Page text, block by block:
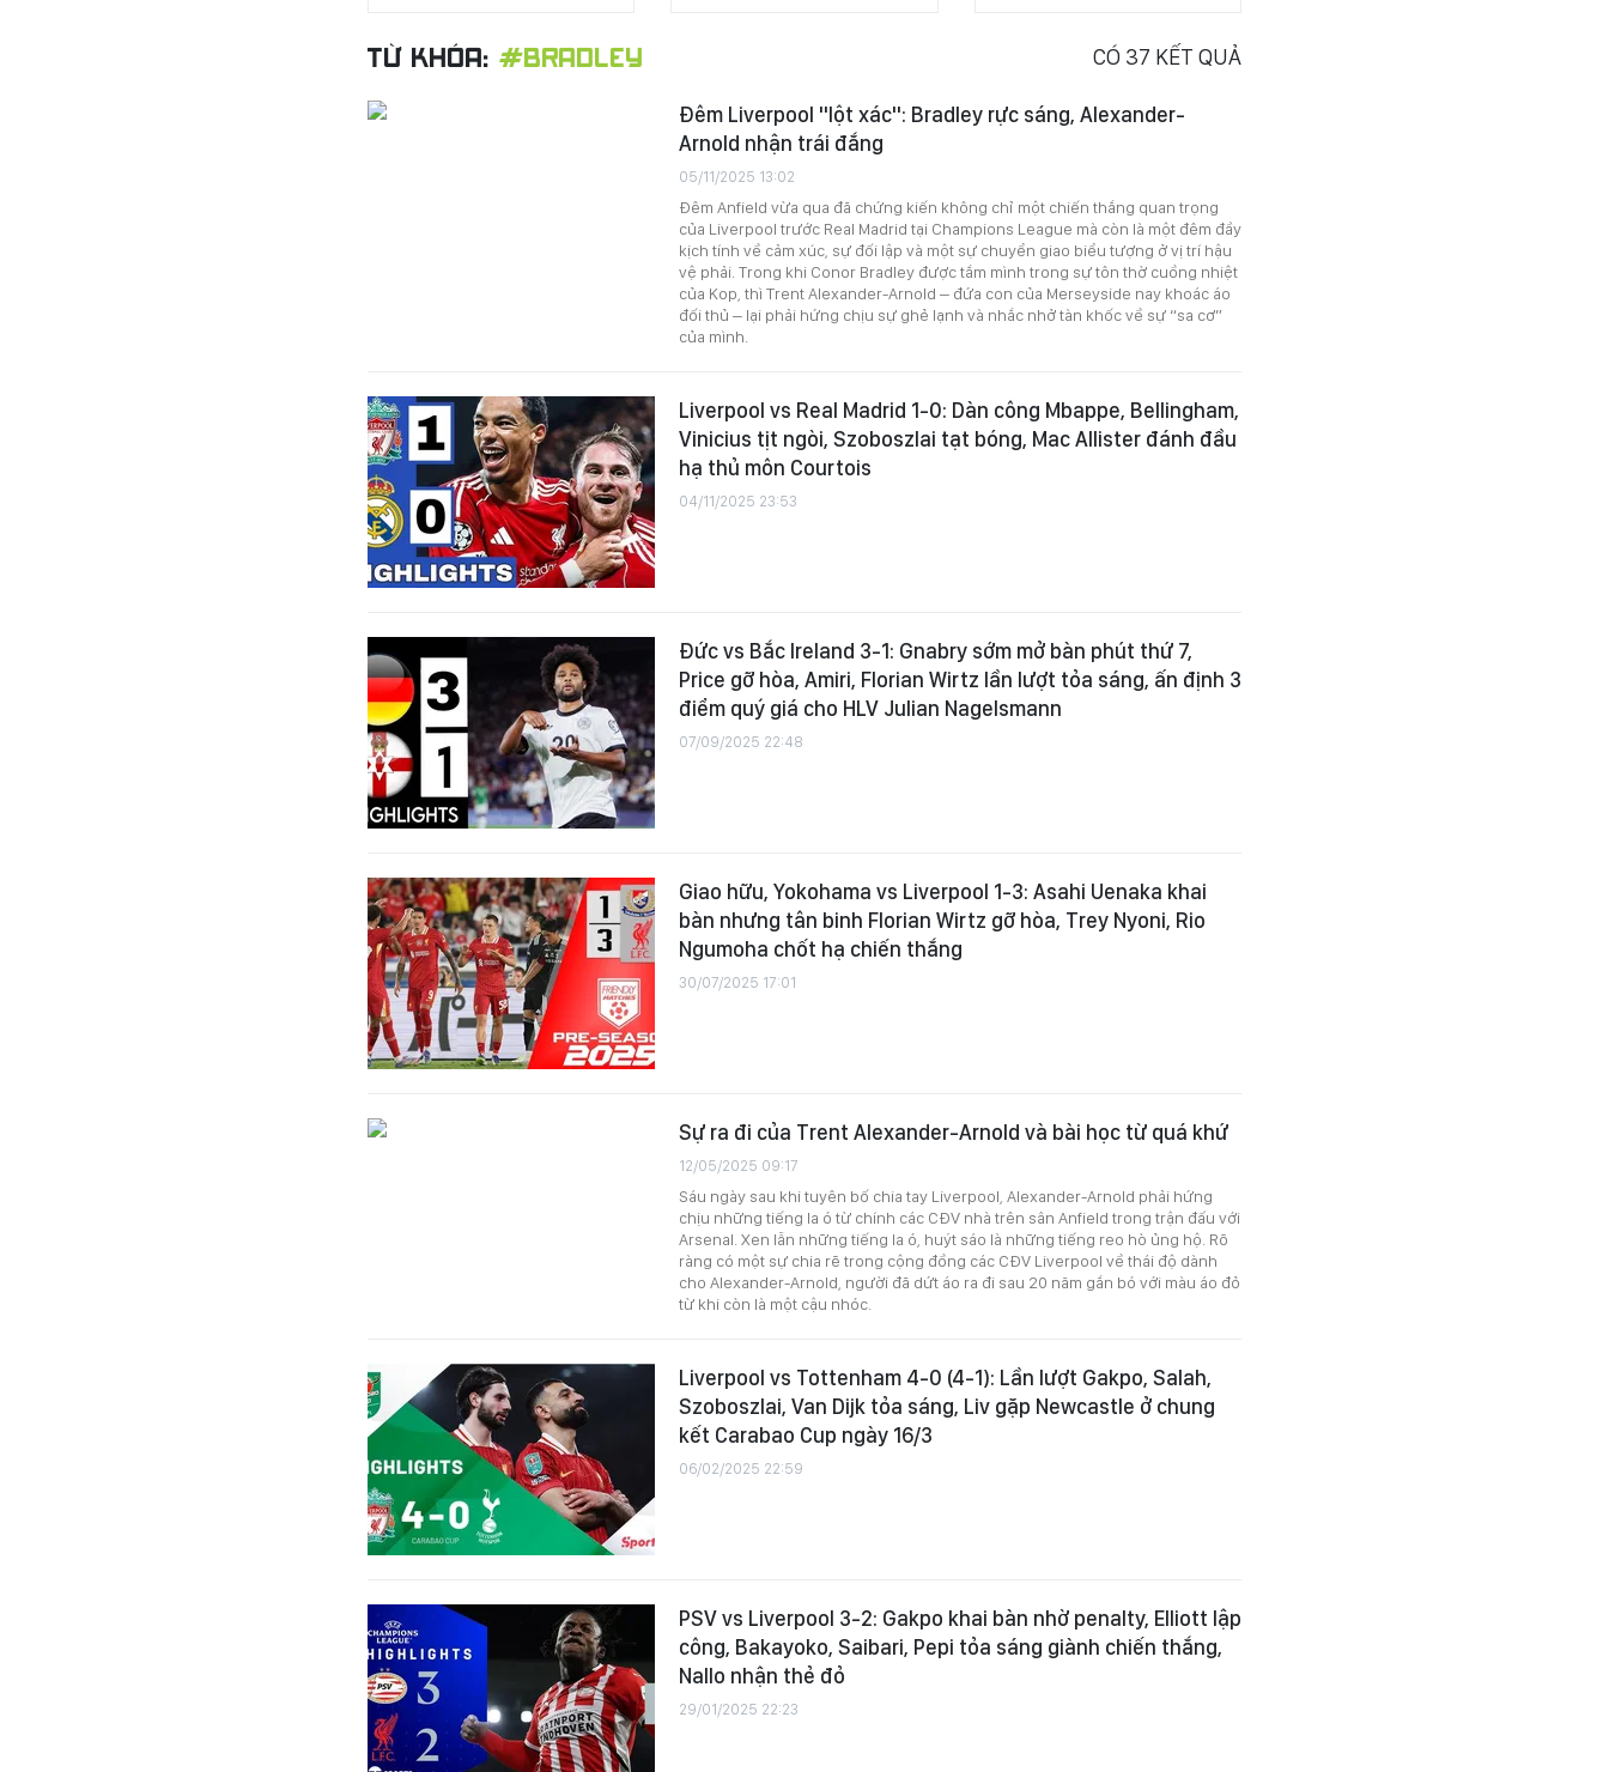
TỪ KHÓA: #BRADLEY CÓ 37 KẾT QUẢ
Đêm Liverpool "lột xác": Bradley rực sáng, Alexander-
Arnold nhận trái đắng
05/11/2025 13:02
Đêm Anfield vừa qua đã chứng kiến không chỉ một chiến thắng quan trọng
của Liverpool trước Real Madrid tại Champions League mà còn là một đêm đầy
kịch tính về cảm xúc, sự đối lập và một sự chuyển giao biểu tượng ở vị trí hậu
vệ phải. Trong khi Conor Bradley được tắm mình trong sự tôn thờ cuồng nhiệt
của Kop, thì Trent Alexander-Arnold – đứa con của Merseyside nay khoác áo
đối thủ – lại phải hứng chịu sự ghẻ lạnh và nhắc nhở tàn khốc về sự “sa cơ”
của mình.
Liverpool vs Real Madrid 1-0: Dàn công Mbappe, Bellingham,
Vinicius tịt ngòi, Szoboszlai tạt bóng, Mac Allister đánh đầu
hạ thủ môn Courtois
04/11/2025 23:53
Đức vs Bắc Ireland 3-1: Gnabry sớm mở bàn phút thứ 7,
Price gỡ hòa, Amiri, Florian Wirtz lần lượt tỏa sáng, ấn định 3
điểm quý giá cho HLV Julian Nagelsmann
07/09/2025 22:48
Giao hữu, Yokohama vs Liverpool 1-3: Asahi Uenaka khai
bàn nhưng tân binh Florian Wirtz gỡ hòa, Trey Nyoni, Rio
Ngumoha chốt hạ chiến thắng
30/07/2025 17:01
Sự ra đi của Trent Alexander-Arnold và bài học từ quá khứ
12/05/2025 09:17
Sáu ngày sau khi tuyên bố chia tay Liverpool, Alexander-Arnold phải hứng
chịu những tiếng la ó từ chính các CĐV nhà trên sân Anfield trong trận đấu với
Arsenal. Xen lẫn những tiếng la ó, huýt sáo là những tiếng reo hò ủng hộ. Rõ
ràng có một sự chia rẽ trong cộng đồng các CĐV Liverpool về thái độ dành
cho Alexander-Arnold, người đã dứt áo ra đi sau 20 năm gắn bó với màu áo đỏ
từ khi còn là một cậu nhóc.
Liverpool vs Tottenham 4-0 (4-1): Lần lượt Gakpo, Salah,
Szoboszlai, Van Dijk tỏa sáng, Liv gặp Newcastle ở chung
kết Carabao Cup ngày 16/3
06/02/2025 22:59
PSV vs Liverpool 3-2: Gakpo khai bàn nhờ penalty, Elliott lập
công, Bakayoko, Saibari, Pepi tỏa sáng giành chiến thắng,
Nallo nhận thẻ đỏ
29/01/2025 22:23